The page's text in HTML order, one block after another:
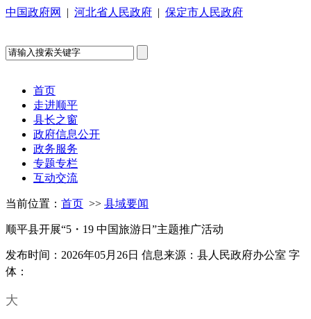
中国政府网 | 河北省人民政府 | 保定市人民政府
首页
走进顺平
县长之窗
政府信息公开
政务服务
专题专栏
互动交流
当前位置： 首页 >> 县域要闻
顺平县开展“5・19 中国旅游日”主题推广活动
发布时间：2026年05月26日 信息来源：县人民政府办公室 字
体：
大